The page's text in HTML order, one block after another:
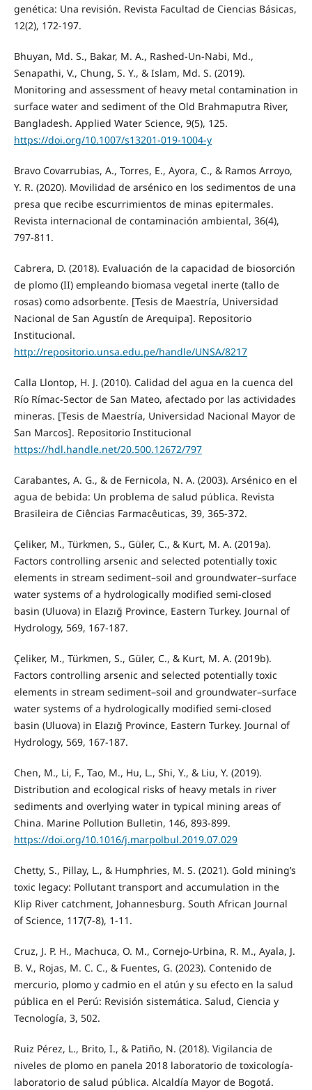
genética: Una revisión. Revista Facultad de Ciencias Básicas,
12(2), 172-197.
Bhuyan, Md. S., Bakar, M. A., Rashed-Un-Nabi, Md.,
Senapathi, V., Chung, S. Y., & Islam, Md. S. (2019).
Monitoring and assessment of heavy metal contamination in
surface water and sediment of the Old Brahmaputra River,
Bangladesh. Applied Water Science, 9(5), 125.
https://doi.org/10.1007/s13201-019-1004-y
Bravo Covarrubias, A., Torres, E., Ayora, C., & Ramos Arroyo,
Y. R. (2020). Movilidad de arsénico en los sedimentos de una
presa que recibe escurrimientos de minas epitermales.
Revista internacional de contaminación ambiental, 36(4),
797-811.
Cabrera, D. (2018). Evaluación de la capacidad de biosorción
de plomo (II) empleando biomasa vegetal inerte (tallo de
rosas) como adsorbente. [Tesis de Maestría, Universidad
Nacional de San Agustín de Arequipa]. Repositorio
Institucional.
http://repositorio.unsa.edu.pe/handle/UNSA/8217
Calla Llontop, H. J. (2010). Calidad del agua en la cuenca del
Río Rímac-Sector de San Mateo, afectado por las actividades
mineras. [Tesis de Maestría, Universidad Nacional Mayor de
San Marcos]. Repositorio Institucional
https://hdl.handle.net/20.500.12672/797
Carabantes, A. G., & de Fernicola, N. A. (2003). Arsénico en el
agua de bebida: Un problema de salud pública. Revista
Brasileira de Ciências Farmacêuticas, 39, 365-372.
Çeliker, M., Türkmen, S., Güler, C., & Kurt, M. A. (2019a).
Factors controlling arsenic and selected potentially toxic
elements in stream sediment–soil and groundwater–surface
water systems of a hydrologically modified semi-closed
basin (Uluova) in Elazığ Province, Eastern Turkey. Journal of
Hydrology, 569, 167-187.
Çeliker, M., Türkmen, S., Güler, C., & Kurt, M. A. (2019b).
Factors controlling arsenic and selected potentially toxic
elements in stream sediment–soil and groundwater–surface
water systems of a hydrologically modified semi-closed
basin (Uluova) in Elazığ Province, Eastern Turkey. Journal of
Hydrology, 569, 167-187.
Chen, M., Li, F., Tao, M., Hu, L., Shi, Y., & Liu, Y. (2019).
Distribution and ecological risks of heavy metals in river
sediments and overlying water in typical mining areas of
China. Marine Pollution Bulletin, 146, 893-899.
https://doi.org/10.1016/j.marpolbul.2019.07.029
Chetty, S., Pillay, L., & Humphries, M. S. (2021). Gold mining’s
toxic legacy: Pollutant transport and accumulation in the
Klip River catchment, Johannesburg. South African Journal
of Science, 117(7-8), 1-11.
Cruz, J. P. H., Machuca, O. M., Cornejo-Urbina, R. M., Ayala, J.
B. V., Rojas, M. C. C., & Fuentes, G. (2023). Contenido de
mercurio, plomo y cadmio en el atún y su efecto en la salud
pública en el Perú: Revisión sistemática. Salud, Ciencia y
Tecnología, 3, 502.
Ruiz Pérez, L., Brito, I., & Patiño, N. (2018). Vigilancia de
niveles de plomo en panela 2018 laboratorio de toxicología-
laboratorio de salud pública. Alcaldía Mayor de Bogotá.